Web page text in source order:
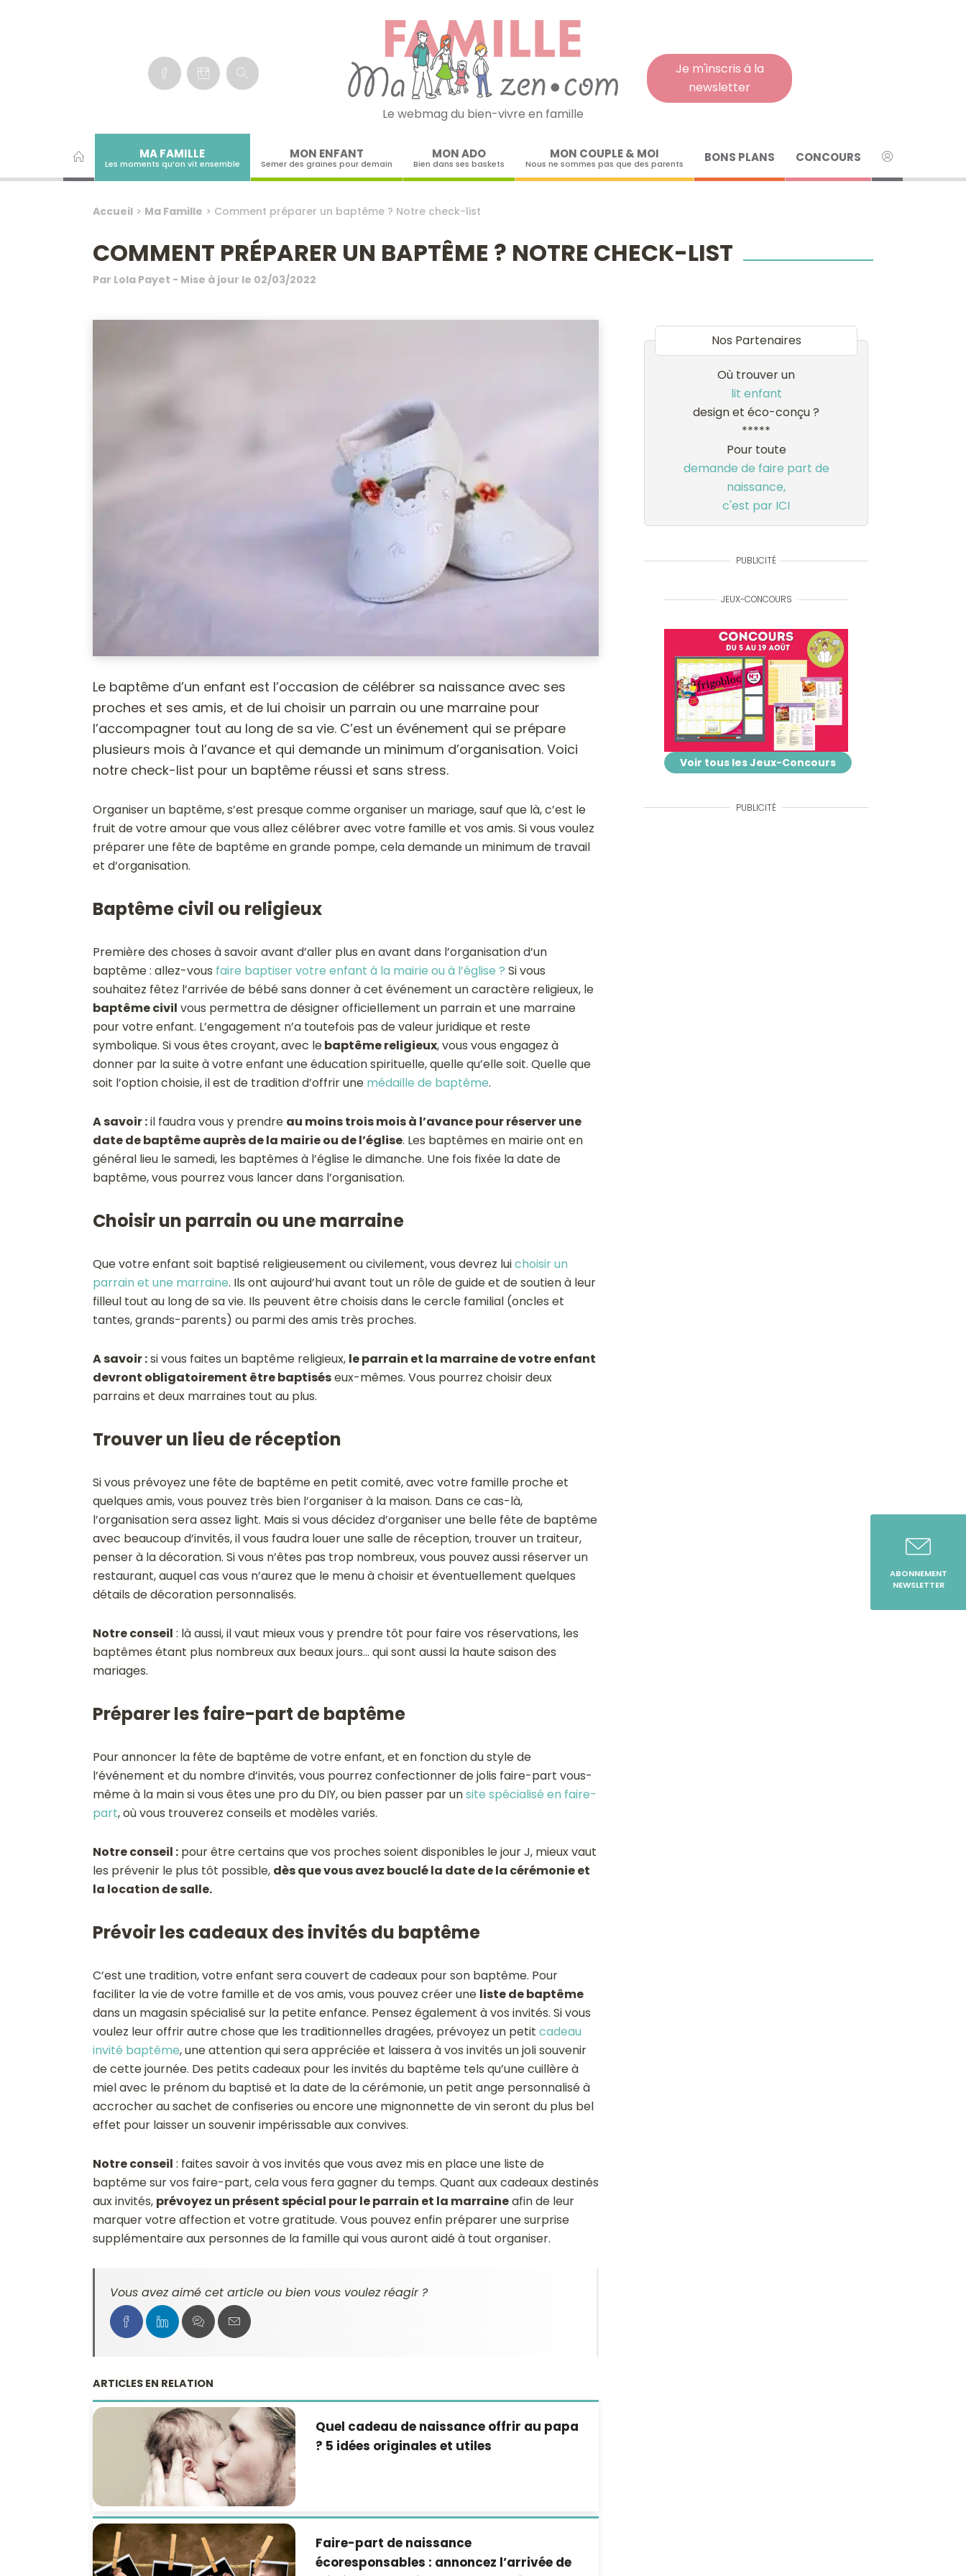
Je m'inscris à la
newsletter
Le webmag du bien-vivre en famille
MA FAMILLE
Les moments qu’on vit ensemble
MON ENFANT
Semer des graines pour demain
MON ADO
Bien dans ses baskets
MON COUPLE & MOI
Nous ne sommes pas que des parents BONS PLANS CONCOURS
Accueil> Ma Famille > Comment préparer un baptême ? Notre check-list
COMMENT PRÉPARER UN BAPTÊME ? NOTRE CHECK-LIST
Par Lola Payet - Mise à jour le 02/03/2022
Le baptême d’un enfant est l’occasion de célébrer sa naissance avec ses
proches et ses amis, et de lui choisir un parrain ou une marraine pour
l’accompagner tout au long de sa vie. C’est un événement qui se prépare
plusieurs mois à l’avance et qui demande un minimum d’organisation. Voici
notre check-list pour un baptême réussi et sans stress.
Organiser un baptême, s’est presque comme organiser un mariage, sauf que là, c’est le
fruit de votre amour que vous allez célébrer avec votre famille et vos amis. Si vous voulez
préparer une fête de baptême en grande pompe, cela demande un minimum de travail
et d’organisation.
Baptême civil ou religieux
Première des choses à savoir avant d’aller plus en avant dans l’organisation d’un
baptème : allez-vous faire baptiser votre enfant à la mairie ou à l’église ? Si vous
souhaitez fêtez l’arrivée de bébé sans donner à cet événement un caractère religieux, le
baptême civil vous permettra de désigner officiellement un parrain et une marraine
pour votre enfant. L’engagement n’a toutefois pas de valeur juridique et reste
symbolique. Si vous êtes croyant, avec lebaptême religieux, vous vous engagez à
donner par la suite à votre enfant une éducation spirituelle, quelle qu’elle soit. Quelle que
soit l’option choisie, il est de tradition d’offrir une médaille de baptême.
A savoir :il faudra vous y prendre au moins trois mois à l’avance pour réserver une
date de baptême auprès de la mairie ou de l’église. Les baptêmes en mairie ont en
général lieu le samedi, les baptêmes à l’église le dimanche. Une fois fixée la date de
baptême, vous pourrez vous lancer dans l’organisation.
Choisir un parrain ou une marraine
Que votre enfant soit baptisé religieusement ou civilement, vous devrez luichoisir un
parrain et une marraine. Ils ont aujourd’hui avant tout un rôle de guide et de soutien à leur
filleul tout au long de sa vie. Ils peuvent être choisis dans le cercle familial (oncles et
tantes, grands-parents) ou parmi des amis très proches.
A savoir :si vous faites un baptême religieux, le parrain et la marraine de votre enfant
devront obligatoirement être baptiséseux-mêmes. Vous pourrez choisir deux
parrains et deux marraines tout au plus.
Trouver un lieu de réception
Si vous prévoyez une fête de baptême en petit comité, avec votre famille proche et
quelques amis, vous pouvez très bien l’organiser à la maison. Dans ce cas-là,
l’organisation sera assez light. Mais si vous décidez d’organiser une belle fête de baptême
avec beaucoup d’invités, il vous faudra louer une salle de réception, trouver un traiteur,
penser à la décoration. Si vous n’êtes pas trop nombreux, vous pouvez aussi réserver un
restaurant, auquel cas vous n’aurez que le menu à choisir et éventuellement quelques
détails de décoration personnalisés.
Notre conseil : là aussi, il vaut mieux vous y prendre tôt pour faire vos réservations, les
baptêmes étant plus nombreux aux beaux jours… qui sont aussi la haute saison des
mariages.
Préparer les faire-part de baptême
Pour annoncer la fête de baptême de votre enfant, et en fonction du style de
l’événement et du nombre d’invités, vous pourrez confectionner de jolis faire-part vous-
même à la main si vous êtes une pro du DIY, ou bien passer par unsite spécialisé en faire-
part, où vous trouverez conseils et modèles variés.
Notre conseil :pour être certains que vos proches soient disponibles le jour J, mieux vaut
les prévenir le plus tôt possible, dès que vous avez bouclé la date de la cérémonie et
la location de salle.
Prévoir les cadeaux des invités du baptême
C’est une tradition, votre enfant sera couvert de cadeaux pour son baptême. Pour
faciliter la vie de votre famille et de vos amis, vous pouvez créer une liste de baptême
dans un magasin spécialisé sur la petite enfance. Pensez également à vos invités. Si vous
voulez leur offrir autre chose que les traditionnelles dragées, prévoyez un petit cadeau
invité baptême, une attention qui sera appréciée et laissera à vos invités un joli souvenir
de cette journée. Des petits cadeaux pour les invités du baptême tels qu’une cuillère à
miel avec le prénom du baptisé et la date de la cérémonie, un petit ange personnalisé à
accrocher au sachet de confiseries ou encore une mignonnette de vin seront du plus bel
effet pour laisser un souvenir impérissable aux convives.
Notre conseil : faites savoir à vos invités que vous avez mis en place une liste de
baptême sur vos faire-part, cela vous fera gagner du temps. Quant aux cadeaux destinés
aux invités, prévoyez un présent spécial pour le parrain et la marraineafin de leur
marquer votre affection et votre gratitude. Vous pouvez enfin préparer une surprise
supplémentaire aux personnes de la famille qui vous auront aidé à tout organiser.
Vous avez aimé cet article ou bien vous voulez réagir ?
ARTICLES EN RELATION
Quel cadeau de naissance offrir au papa
? 5 idées originales et utiles
Faire-part de naissance
écoresponsables : annoncez l’arrivée de
Nos Partenaires
Où trouver un
lit enfant
design et éco-conçu ?
*****
Pour toute
demande de faire part de
naissance,
c'est par ICI
PUBLICITÉ
JEUX-CONCOURS
Voir tous les Jeux-Concours
PUBLICITÉ
ABONNEMENT
NEWSLETTER